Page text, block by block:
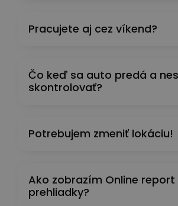
Pracujete aj cez víkend?
Čo keď sa auto predá a
skontrolovať?
Potrebujem zmeniť lokáciu!
Ako zobrazím Online report
prehliadky?